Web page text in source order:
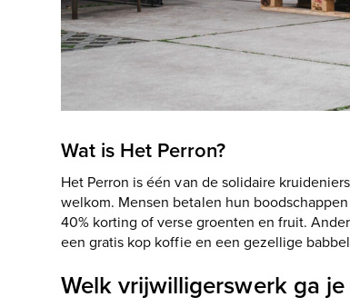
Wat is Het Perron?
Het Perron is één van de solidaire
welkom. Mensen betalen hun
40% korting of verse groenten en fruit.
een gratis kop koffie en een gezellige
Welk vrijwilligerswerk ga je